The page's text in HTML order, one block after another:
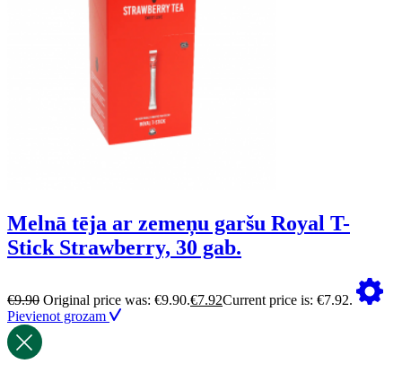
Melnā tēja ar zemeņu garšu Royal T-
Stick Strawberry, 30 gab.
€9.90 Original price was: €9.90.€7.92Current price is: €7.92.
Pievienot grozam